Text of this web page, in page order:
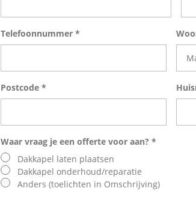
Telefoonnummer *
Postcode *
Waar vraag je een offerte voor aan? *
Dakkapel laten plaatsen
Dakkapel onderhoud/reparatie
Anders (toelichten in Omschrijving)